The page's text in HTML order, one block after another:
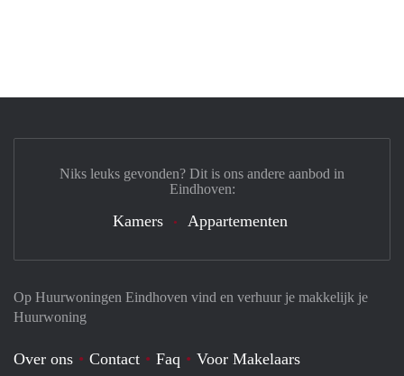
Op Huurwoningen Eindhoven vind en verhuur je makkelijk je
Huurwoning
Over ons Contact Faq Voor Makelaars
Niks leuks gevonden? Dit is ons andere aanbod in
Eindhoven:
Kamers Appartementen